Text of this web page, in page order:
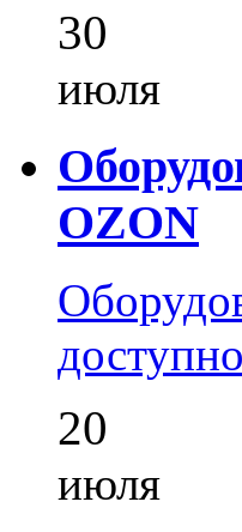
30
июля
OZON
20
июля